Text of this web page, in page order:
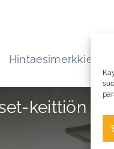
Hintaesimerkkien
keittiön ovet